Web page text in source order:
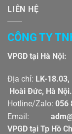
LIÊN HỆ
CÔNG TY
VPGD tại Hà Nội:
Địa chỉ: LK-
Hoài Đức, Hà Nội.
Hotline/Zalo: 056
Email:
VPGD tại Tp Hồ